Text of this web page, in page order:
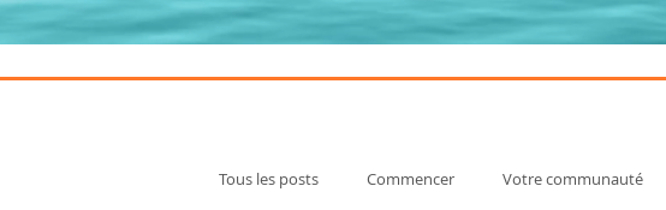
Tous les posts Commencer Votre communauté